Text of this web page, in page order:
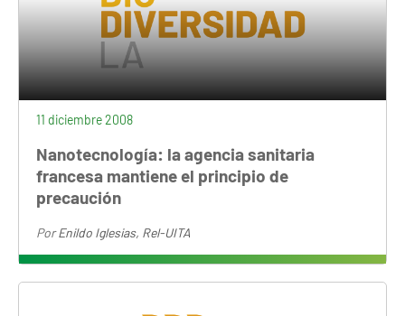
11 diciembre 2008
Nanotecnología: la agencia sanitaria
francesa mantiene el principio de
precaución
PorEnildo Iglesias, Rel-UITA